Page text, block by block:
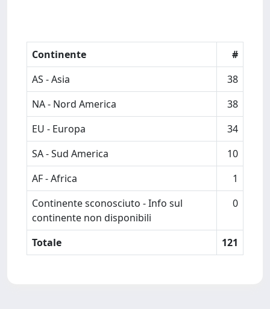
Continente
#
AS - Asia
38
NA - Nord America
38
EU - Europa
34
SA - Sud America
10
AF - Africa
1
Continente sconosciuto - Info sul
continente non disponibili
0
Totale 121